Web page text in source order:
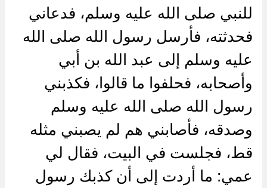
للنبي صلى الله عليه وسلم، فدعاني
فحدثته، فأرسل رسول الله صلى الله
عليه وسلم إلى عبد الله بن أبي
وأصحابه، فحلفوا ما قالوا، فكذبني
رسول الله صلى الله عليه وسلم
وصدقه، فأصابني هم لم يصبني مثله
قط، فجلست في البيت، فقال لي
عمي: ما أردت إلى أن كذبك رسول